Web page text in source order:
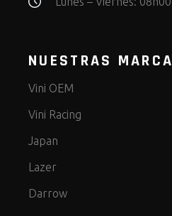
NUESTRAS
Vini OEM
Vini Racing
Japan
Lazer
Darrow